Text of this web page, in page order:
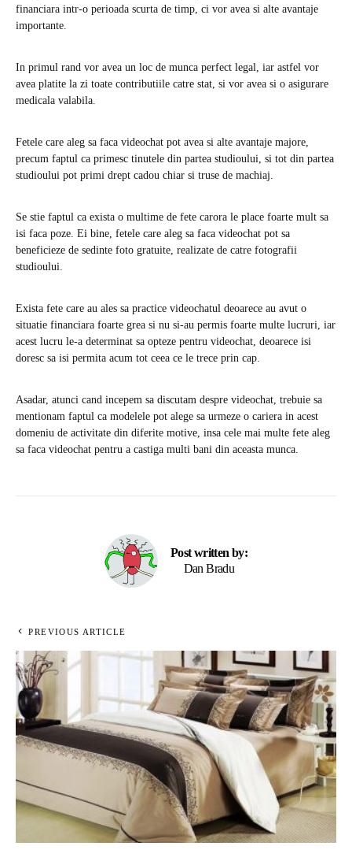
financiara intr-o perioada scurta de timp, ci vor avea si alte avantaje
importante.
In primul rand vor avea un loc de munca perfect legal, iar astfel vor
avea platite la zi toate contributiile catre stat, si vor avea si o asigurare
medicala valabila.
Fetele care aleg sa faca videochat pot avea si alte avantaje majore,
precum faptul ca primesc tinutele din partea studioului, si tot din partea
studioului pot primi drept cadou chiar si truse de machiaj.
Se stie faptul ca exista o multime de fete carora le place foarte mult sa
isi faca poze. Ei bine, fetele care aleg sa faca videochat pot sa
beneficieze de sedinte foto gratuite, realizate de catre fotografii
studioului.
Exista fete care au ales sa practice videochatul deoarece au avut o
situatie financiara foarte grea si nu si-au permis foarte multe lucruri, iar
acest lucru le-a determinat sa opteze pentru videochat, deoarece isi
doresc sa isi permita acum tot ceea ce le trece prin cap.
Asadar, atunci cand incepem sa discutam despre videochat, trebuie sa
mentionam faptul ca modelele pot alege sa urmeze o cariera in acest
domeniu de activitate din diferite motive, insa cele mai multe fete aleg
sa faca videochat pentru a castiga multi bani din aceasta munca.
Post written by:
Dan Bradu
PREVIOUS ARTICLE